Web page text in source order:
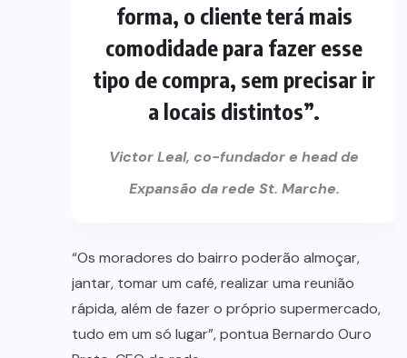
forma, o cliente terá mais
comodidade para fazer esse
tipo de compra, sem precisar ir
a locais distintos”.
Victor Leal, co-fundador e head de
Expansão da rede St. Marche.
“Os moradores do bairro poderão almoçar,
jantar, tomar um café, realizar uma reunião
rápida, além de fazer o próprio supermercado,
tudo em um só lugar”, pontua Bernardo Ouro